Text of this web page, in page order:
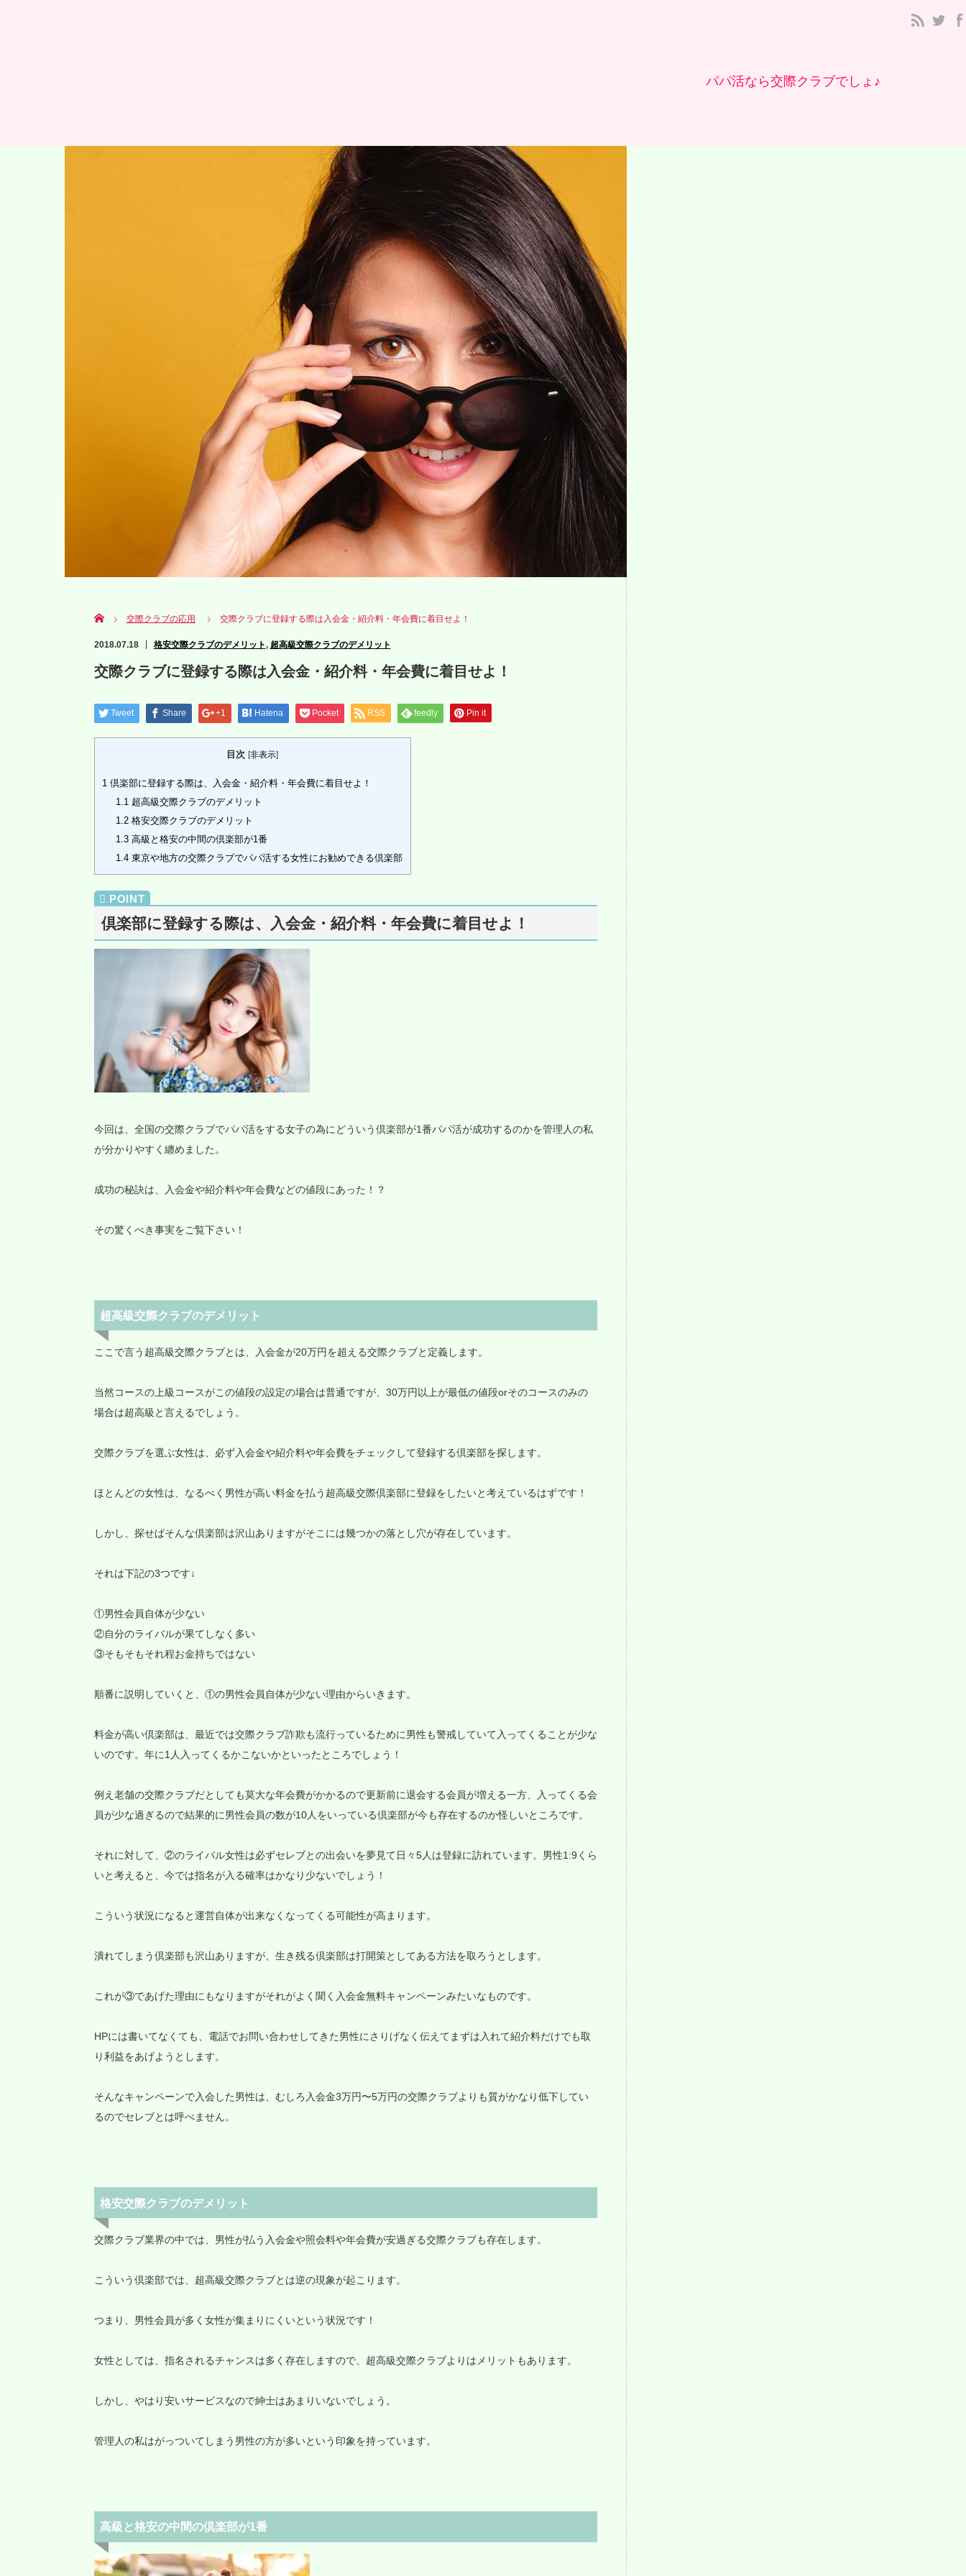
Home 交際クラブの応用 交際クラブに登録する際は入会金・紹介料・年会費に着目せよ！
2018.07.18 格安交際クラブのデメリット, 超高級交際クラブのデメリット
交際クラブに登録する際は入会金・紹介料・年会費に着目せよ！
Tweet Share +1 Hatena Pocket RSS feedly Pin it
目次 [非表示]
1 倶楽部に登録する際は、入会金・紹介料・年会費に着目せよ！
1.1 超高級交際クラブのデメリット
1.2 格安交際クラブのデメリット
1.3 高級と格安の中間の倶楽部が1番
1.4 東京や地方の交際クラブでパパ活する女性にお勧めできる倶楽部
倶楽部に登録する際は、入会金・紹介料・年会費に着目せよ！
今回は、全国の交際クラブでパパ活をする女子の為にどういう倶楽部が1番パパ活が成功するのかを管理人の私
が分かりやすく纏めました。
成功の秘訣は、入会金や紹介料や年会費などの値段にあった！？
その驚くべき事実をご覧下さい！
超高級交際クラブのデメリット
ここで言う超高級交際クラブとは、入会金が20万円を超える交際クラブと定義します。
当然コースの上級コースがこの値段の設定の場合は普通ですが、30万円以上が最低の値段orそのコースのみの
場合は超高級と言えるでしょう。
交際クラブを選ぶ女性は、必ず入会金や紹介料や年会費をチェックして登録する倶楽部を探します。
ほとんどの女性は、なるべく男性が高い料金を払う超高級交際倶楽部に登録をしたいと考えているはずです！
しかし、探せばそんな倶楽部は沢山ありますがそこには幾つかの落とし穴が存在しています。
それは下記の3つです↓
①男性会員自体が少ない
②自分のライバルが果てしなく多い
③そもそもそれ程お金持ちではない
順番に説明していくと、①の男性会員自体が少ない理由からいきます。
料金が高い倶楽部は、最近では交際クラブ詐欺も流行っているために男性も警戒していて入ってくることが少な
いのです。年に1人入ってくるかこないかといったところでしょう！
例え老舗の交際クラブだとしても莫大な年会費がかかるので更新前に退会する会員が増える一方、入ってくる会
員が少な過ぎるので結果的に男性会員の数が10人をいっている倶楽部が今も存在するのか怪しいところです。
それに対して、②のライバル女性は必ずセレブとの出会いを夢見て日々5人は登録に訪れています。男性1:9くら
いと考えると、今では指名が入る確率はかなり少ないでしょう！
こういう状況になると運営自体が出来なくなってくる可能性が高まります。
潰れてしまう倶楽部も沢山ありますが、生き残る倶楽部は打開策としてある方法を取ろうとします。
これが③であげた理由にもなりますがそれがよく聞く入会金無料キャンペーンみたいなものです。
HPには書いてなくても、電話でお問い合わせしてきた男性にさりげなく伝えてまずは入れて紹介料だけでも取
り利益をあげようとします。
そんなキャンペーンで入会した男性は、むしろ入会金3万円〜5万円の交際クラブよりも質がかなり低下してい
るのでセレブとは呼べません。
格安交際クラブのデメリット
交際クラブ業界の中では、男性が払う入会金や照会料や年会費が安過ぎる交際クラブも存在します。
こういう倶楽部では、超高級交際クラブとは逆の現象が起こります。
つまり、男性会員が多く女性が集まりにくいという状況です！
女性としては、指名されるチャンスは多く存在しますので、超高級交際クラブよりはメリットもあります。
しかし、やはり安いサービスなので紳士はあまりいないでしょう。
管理人の私はがっついてしまう男性の方が多いという印象を持っています。
高級と格安の中間の倶楽部が1番